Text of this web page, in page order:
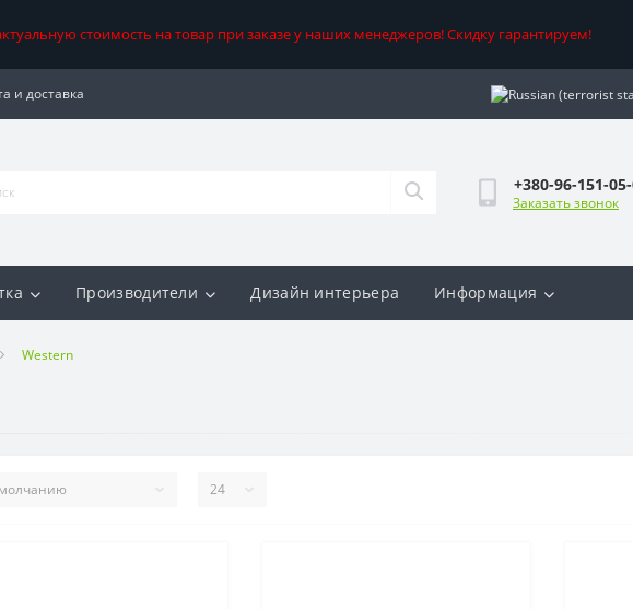
стоимость на товар при заказе у наших менеджеров! Скидку гарантируем!
и доставка
+380-96-151-
Заказать звонок
Производители Дизайн интерьера Информация
Western